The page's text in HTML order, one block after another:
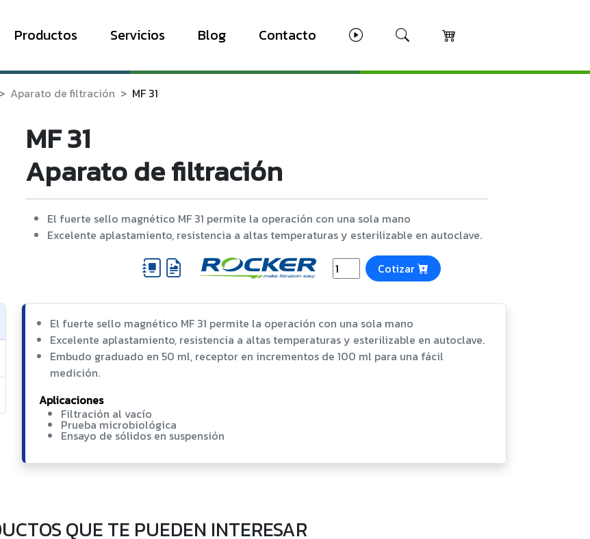
Productos Servicios Blog Contacto
Aparato de filtración MF 31
MF 31
Aparato de filtración
El fuerte sello magnético MF 31 permite la operación con una sola mano
Excelente aplastamiento, resistencia a altas temperaturas y esterilizable en autoclave.
Cotizar
El fuerte sello magnético MF 31 permite la operación con una sola mano
Excelente aplastamiento, resistencia a altas temperaturas y esterilizable en autoclave.
Embudo graduado en 50 ml, receptor en incrementos de 100 ml para una fácil
medición.
Aplicaciones
Filtración al vacío
Prueba microbiológica
Ensayo de sólidos en suspensión
QUE TE PUEDEN INTERESAR